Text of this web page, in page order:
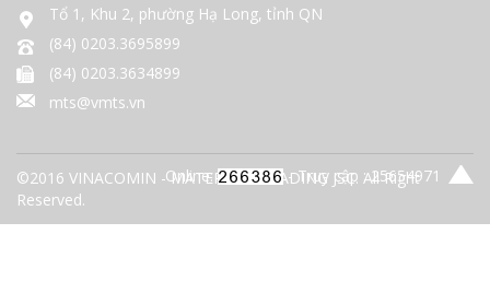
Tổ 1, Khu 2, phường Hạ Long, tỉnh QN
(84) 0203.3695899
(84) 0203.3634899
mts@vmts.vn
©2016 VINACOMIN - MATERIALS TRADING JSC. All Right
Reserved.
Online: - Truy cập : 25654971